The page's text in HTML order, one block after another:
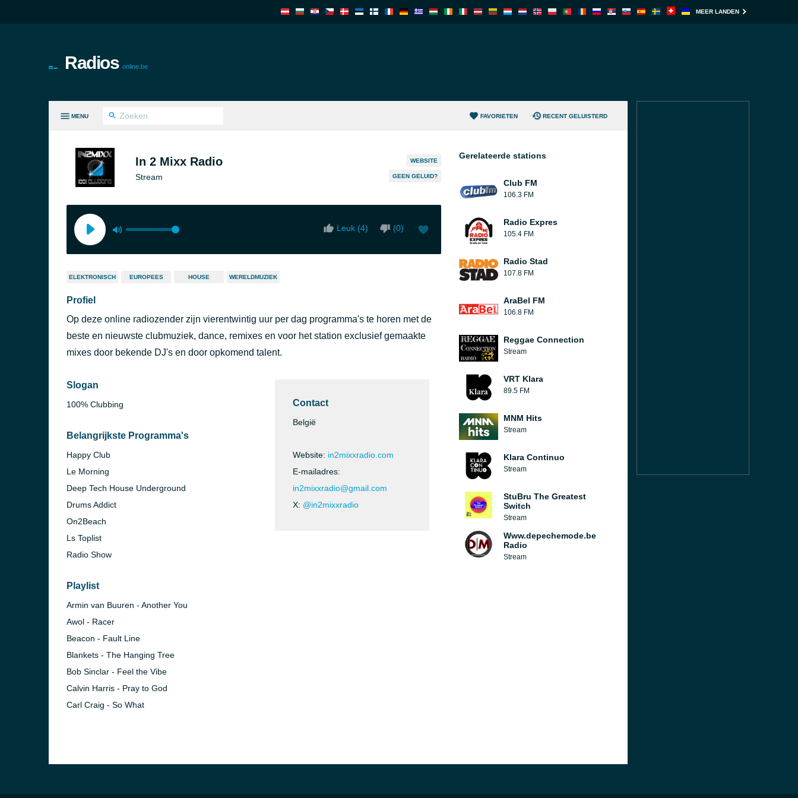
MEER LANDEN
Radios online.be
MENU FAVORIETEN RECENT GELUISTERD
In 2 Mixx Radio
Stream
WEBSITE
GEEN GELUID?
Leuk (4) (0)
ELEKTRONISCH EUROPEES HOUSE WERELDMUZIEK
Profiel
Op deze online radiozender zijn vierentwintig uur per dag programma's te horen met de
beste en nieuwste clubmuziek, dance, remixes en voor het station exclusief gemaakte
mixes door bekende DJ's en door opkomend talent.
Slogan
100% Clubbing
Belangrijkste Programma's
Happy Club
Le Morning
Deep Tech House Underground
Drums Addict
On2Beach
Ls Toplist
Radio Show
Playlist
Armin van Buuren - Another You
Awol - Racer
Beacon - Fault Line
Blankets - The Hanging Tree
Bob Sinclar - Feel the Vibe
Calvin Harris - Pray to God
Carl Craig - So What
Contact
België
Website: in2mixxradio.com
E-mailadres:
in2mixxradio@gmail.com
X: @in2mixxradio
Gerelateerde stations
Club FM
106.3 FM
Radio Expres
105.4 FM
Radio Stad
107.8 FM
AraBel FM
106.8 FM
Reggae Connection
Stream
VRT Klara
89.5 FM
MNM Hits
Stream
Klara Continuo
Stream
StuBru The Greatest
Switch
Stream
Www.depechemode.be
Radio
Stream